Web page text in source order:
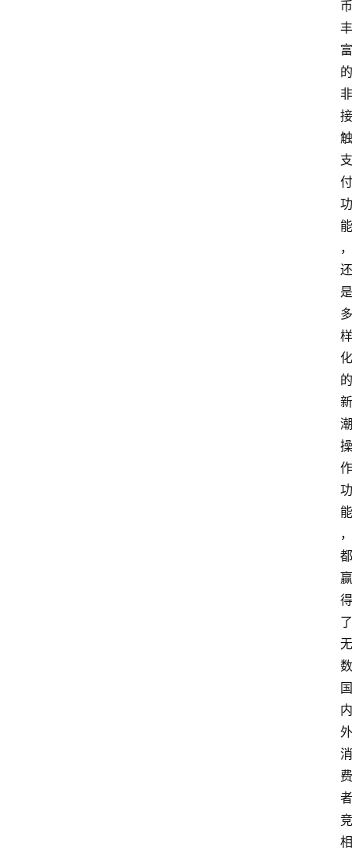
币
丰
富
的
非
接
触
支
付
功
能
，
还
是
多
样
化
的
新
潮
操
作
功
能
，
都
赢
得
了
无
数
国
内
外
消
费
者
竞
相